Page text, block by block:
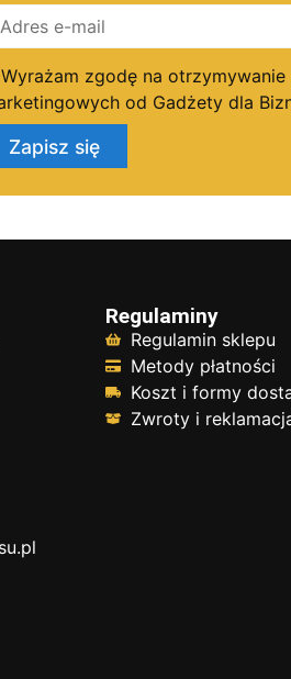
Wyrażam zgodę na
od Gadżety dla
Zapisz się
Regulaminy
Regulamin sklepu
Metody płatności
Koszt i formy
Zwroty i